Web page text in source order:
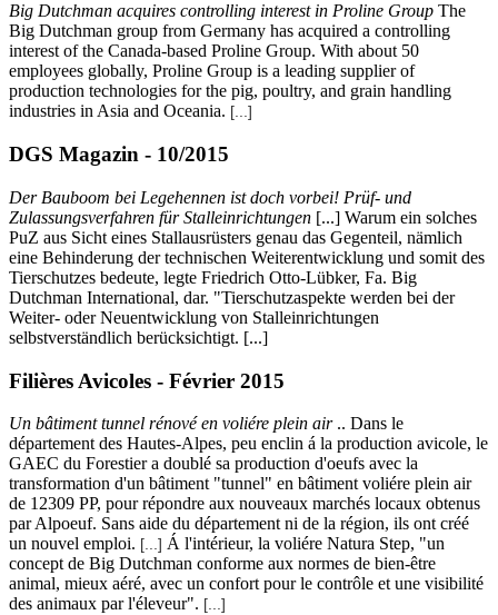
Big Dutchman acquires controlling interest in Proline Group The
Big Dutchman group from Germany has acquired a controlling
interest of the Canada-based Proline Group. With about 50
employees globally, Proline Group is a leading supplier of
production technologies for the pig, poultry, and grain handling
industries in Asia and Oceania. [...]
DGS Magazin - 10/2015
Der Bauboom bei Legehennen ist doch vorbei! Prüf- und
Zulassungsverfahren für Stalleinrichtungen [...] Warum ein solches
PuZ aus Sicht eines Stallausrüsters genau das Gegenteil, nämlich
eine Behinderung der technischen Weiterentwicklung und somit des
Tierschutzes bedeute, legte Friedrich Otto-Lübker, Fa. Big
Dutchman International, dar. "Tierschutzaspekte werden bei der
Weiter- oder Neuentwicklung von Stalleinrichtungen
selbstverständlich berücksichtigt. [...]
Filières Avicoles - Février 2015
Un bâtiment tunnel rénové en voliére plein air.. Dans le
département des Hautes-Alpes, peu enclin á la production avicole, le
GAEC du Forestier a doublé sa production d'oeufs avec la
transformation d'un bâtiment "tunnel" en bâtiment voliére plein air
de 12309 PP, pour répondre aux nouveaux marchés locaux obtenus
par Alpoeuf. Sans aide du département ni de la région, ils ont créé
un nouvel emploi. [...] Á l'intérieur, la voliére Natura Step, "un
concept de Big Dutchman conforme aux normes de bien-être
animal, mieux aéré, avec un confort pour le contrôle et une visibilité
des animaux par l'éleveur". [...]